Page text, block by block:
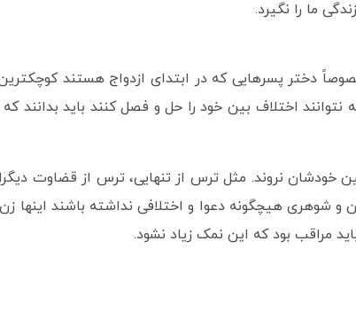
ما را نگیرد.
دختر پسرهایی که در ابتدای ازدواج هستند
اختلاف بین خود را حل و فصل کنند باید بدانند که
نروند. مثل ترس از تنهایی، ترس از قضاوت
و شوهری هیچگونه دعوا و اختلافی نداشته باشند اینها
مراقب بود که این نمک زیاد نشود.